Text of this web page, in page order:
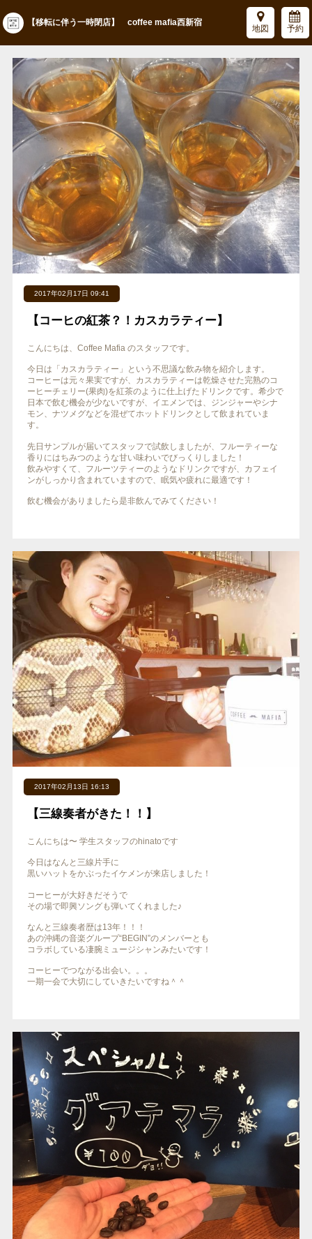
【移転に伴う一時閉店】 coffee mafia西新宿
地図 予約
2017年02月17日 09:41
【コーヒの紅茶？！カスカラティー】
こんにちは、Coffee Mafia のスタッフです。
今日は「カスカラティー」という不思議な飲み物を紹介します。
コーヒーは元々果実ですが、カスカラティーは乾燥させた完熟のコ
ーヒーチェリー(果肉)を紅茶のように仕上げたドリンクです。希少で
日本で飲む機会が少ないですが、イエメンでは、ジンジャーやシナ
モン、ナツメグなどを混ぜてホットドリンクとして飲まれていま
す。
先日サンプルが届いてスタッフで試飲しましたが、フルーティーな
香りにはちみつのような甘い味わいでびっくりしました！
飲みやすくて、フルーツティーのようなドリンクですが、カフェイ
ンがしっかり含まれていますので、眠気や疲れに最適です！
飲む機会がありましたら是非飲んでみてください！
2017年02月13日 16:13
【三線奏者がきた！！】
こんにちは〜 学生スタッフのhinatoです
今日はなんと三線片手に
黒いハットをかぶったイケメンが来店しました！
コーヒーが大好きだそうで
その場で即興ソングも弾いてくれました♪
なんと三線奏者歴は13年！！！
あの沖縄の音楽グループ“BEGIN”のメンバーとも
コラボしている凄腕ミュージシャンみたいです！
コーヒーでつながる出会い。。。
一期一会で大切にしていきたいですね＾＾